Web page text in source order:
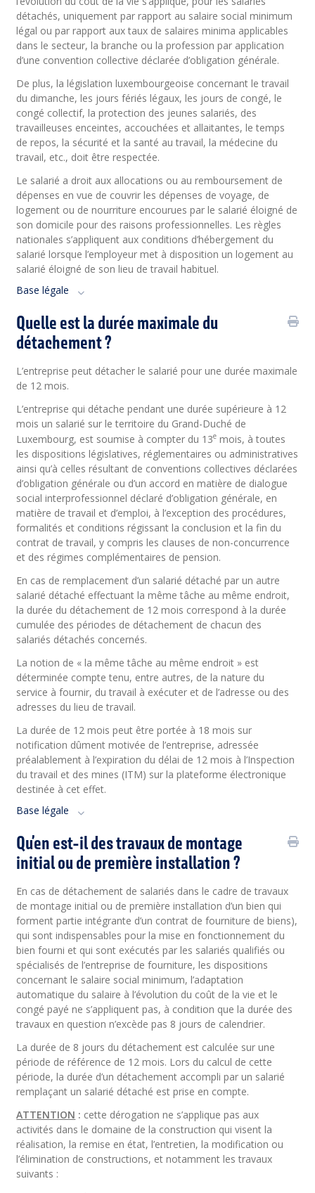
détachés, uniquement par rapport au salaire social minimum
légal ou par rapport aux taux de salaires minima applicables
dans le secteur, la branche ou la profession par application
d’une convention collective déclarée d’obligation générale.
De plus, la législation luxembourgeoise concernant le travail
du dimanche, les jours fériés légaux, les jours de congé, le
congé collectif, la protection des jeunes salariés, des
travailleuses enceintes, accouchées et allaitantes, le temps
de repos, la sécurité et la santé au travail, la médecine du
travail, etc., doit être respectée.
Le salarié a droit aux allocations ou au remboursement de
dépenses en vue de couvrir les dépenses de voyage, de
logement ou de nourriture encourues par le salarié éloigné de
son domicile pour des raisons professionnelles. Les règles
nationales s’appliquent aux conditions d’hébergement du
salarié lorsque l’employeur met à disposition un logement au
salarié éloigné de son lieu de travail habituel.
Base légale
Quelle est la durée maximale du
détachement ?
L’entreprise peut détacher le salarié pour une durée maximale
de 12 mois.
L’entreprise qui détache pendant une durée supérieure à 12
mois un salarié sur le territoire du Grand-Duché de
Luxembourg, est soumise à compter du 13e mois, à toutes
les dispositions législatives, réglementaires ou administratives
ainsi qu’à celles résultant de conventions collectives déclarées
d’obligation générale ou d’un accord en matière de dialogue
social interprofessionnel déclaré d’obligation générale, en
matière de travail et d’emploi, à l’exception des procédures,
formalités et conditions régissant la conclusion et la fin du
contrat de travail, y compris les clauses de non-concurrence
et des régimes complémentaires de pension.
En cas de remplacement d’un salarié détaché par un autre
salarié détaché effectuant la même tâche au même endroit,
la durée du détachement de 12 mois correspond à la durée
cumulée des périodes de détachement de chacun des
salariés détachés concernés.
La notion de « la même tâche au même endroit » est
déterminée compte tenu, entre autres, de la nature du
service à fournir, du travail à exécuter et de l’adresse ou des
adresses du lieu de travail.
La durée de 12 mois peut être portée à 18 mois sur
notification dûment motivée de l’entreprise, adressée
préalablement à l’expiration du délai de 12 mois à l’Inspection
du travail et des mines (ITM) sur la plateforme électronique
destinée à cet effet.
Base légale
Qu’en est-il des travaux de montage
initial ou de première installation ?
En cas de détachement de salariés dans le cadre de travaux
de montage initial ou de première installation d’un bien qui
forment partie intégrante d’un contrat de fourniture de biens),
qui sont indispensables pour la mise en fonctionnement du
bien fourni et qui sont exécutés par les salariés qualifiés ou
spécialisés de l’entreprise de fourniture, les dispositions
concernant le salaire social minimum, l’adaptation
automatique du salaire à l’évolution du coût de la vie et le
congé payé ne s’appliquent pas, à condition que la durée des
travaux en question n’excède pas 8 jours de calendrier.
La durée de 8 jours du détachement est calculée sur une
période de référence de 12 mois. Lors du calcul de cette
période, la durée d’un détachement accompli par un salarié
remplaçant un salarié détaché est prise en compte.
ATTENTION : cette dérogation ne s’applique pas aux
activités dans le domaine de la construction qui visent la
réalisation, la remise en état, l’entretien, la modification ou
l’élimination de constructions, et notamment les travaux
suivants :